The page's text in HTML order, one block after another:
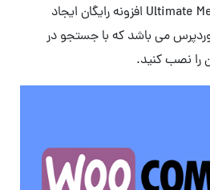
Member می باشد. Ultimate Member افزونه رایگان ایجاد
می باشد که با جستجو در
را نصب کنید.